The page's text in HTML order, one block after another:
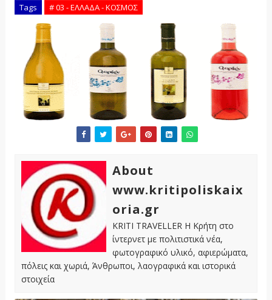
Tags # 03 - ΕΛΛΑΔΑ - ΚΟΣΜΟΣ
About
www.kritipoliskaix
oria.gr
KRITI TRAVELLER Η Κρήτη στο
ίντερνετ με πολιτιστικά νέα,
φωτογραφικό υλικό, αφιερώματα,
πόλεις και χωριά, Άνθρωποι, λαογραφικά και ιστορικά
στοιχεία